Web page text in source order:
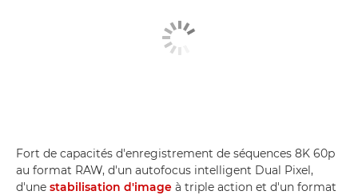
Fort de capacités d'enregistrement de séquences 8K 60p
au format RAW, d'un autofocus intelligent Dual Pixel,
d'une stabilisation d'image à triple action et d'un format